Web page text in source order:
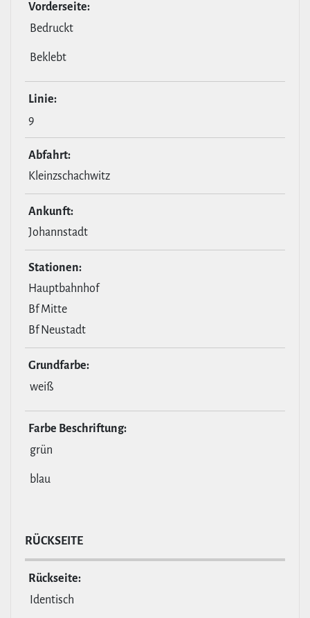
Vor­der­seite:
Bedruckt
Beklebt
Linie:
9
Abfahrt:
Kleinzschachwitz
Ankunft:
Johannstadt
Stationen:
Hauptbahnhof
Bf Mitte
Bf Neustadt
Grund­farbe:
weiß
Farbe Beschrif­tung:
grün
blau
RÜCKSEITE
Rückseite:
Identisch